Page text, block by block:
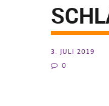
3. JULI 2019
0